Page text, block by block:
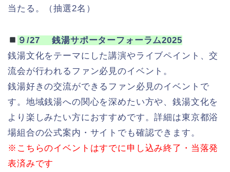
当たる。（抽選2名）
９/27 銭湯サポーターフォーラム2025
銭湯文化をテーマにした講演やライブペイント、交
流会が行われるファン必見のイベント。
銭湯好きの交流ができるファン必見のイベントで
す。地域銭湯への関心を深めたい方や、銭湯文化を
より楽しみたい方におすすめです。詳細は東京都浴
場組合の公式案内・サイトでも確認できます。
※こちらのイベントはすでに申し込み終了・当落発
表済みです